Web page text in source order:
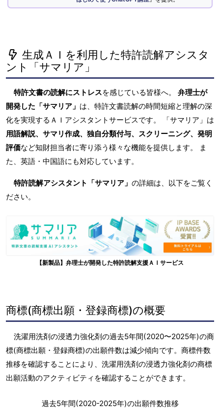
生成ＡＩを利用した特許読解アシスタ
ント「サマリア」
特許文書の読解にストレスを感じている皆様へ。 弁理士が
開発した「サマリア」 は、特許文書読解の時間短縮と理解の深
化を実現するＡＩアシスタントサービスです。 「サマリア」は
用語解説、サマリ作成、独自分類付与、スクリーニング、発明
評価など知財担当者に寄り添う様々な機能を提供します。 ま
た、英語・中国語にも対応しています。
特許読解アシスタント「サマリア」 の詳細は、以下をご覧く
ださい。
【新製品】弁理士が開発した特許読解支援ＡＩサービス
商標(商標出願・登録商標)の概要
洗濯用洗剤の浸透力強化剤の過去5年間(2020〜2025年)の商
標(商標出願・登録商標)の出願件数は減少傾向です。商標件数
推移を確認することにより、洗濯用洗剤の浸透力強化剤の商標
出願活動のアクティビティを確認することができます。
過去5年間(2020-2025年)の出願件数推移